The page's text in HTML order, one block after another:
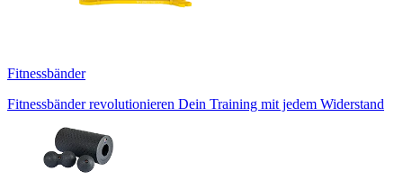
Fitnessbänder
Fitnessbänder revolutionieren Dein Training mit jedem Widerstand